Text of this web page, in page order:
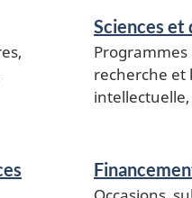
Sciences et
recherche et